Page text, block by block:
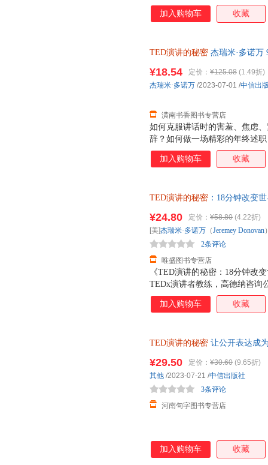
赢得更大筹码？…… 工作、生
事实上，一切公开表达都属于
经验和心得，以65 场经典
人心，怎样表达才能引爆现场
树立自己的影响力，成功吸引
加入购物车 收藏
TED演讲的秘密 杰瑞米·多诺万
如何克服讲话时的害羞、焦虑
辞？如何做一场精彩的年终述
赢得更大筹码？…… 工作、生
事实上，一切公开表达都属于
经验和心得，以65 场经典
人心，怎样表达才能引爆现场
树立自己的影响力，成功吸引
如何像 TED 那样鼓舞人心地
¥18.54 定价： ¥125.08 (1.49折)
潢南书香图书专营店
杰瑞米·多诺万 /2023-07-01 /中信出
加入购物车 收藏
TED演讲的秘密 ：18分钟改变
《TED演讲的秘密：18分钟改
TEDx演讲者教练，高德纳咨询
演讲训练的成果全面分享。帮
看和解构数百个TED演讲所需
维码，引领可视化阅读趋势，
TED演讲作为样本展探讨演讲
其他任何演讲书或演讲理论都
¥24.80 定价： ¥58.80 (4.22折)
唯盛图书专营店
2条评论
[美]杰瑞米·多诺万 （Jeremey Donovan
加入购物车 收藏
TED演讲的秘密 让公开表达成
¥29.50 定价： ¥30.60 (9.65折)
河南句字图书专营店
3条评论
其他 /2023-07-21 /中信出版社
加入购物车 收藏